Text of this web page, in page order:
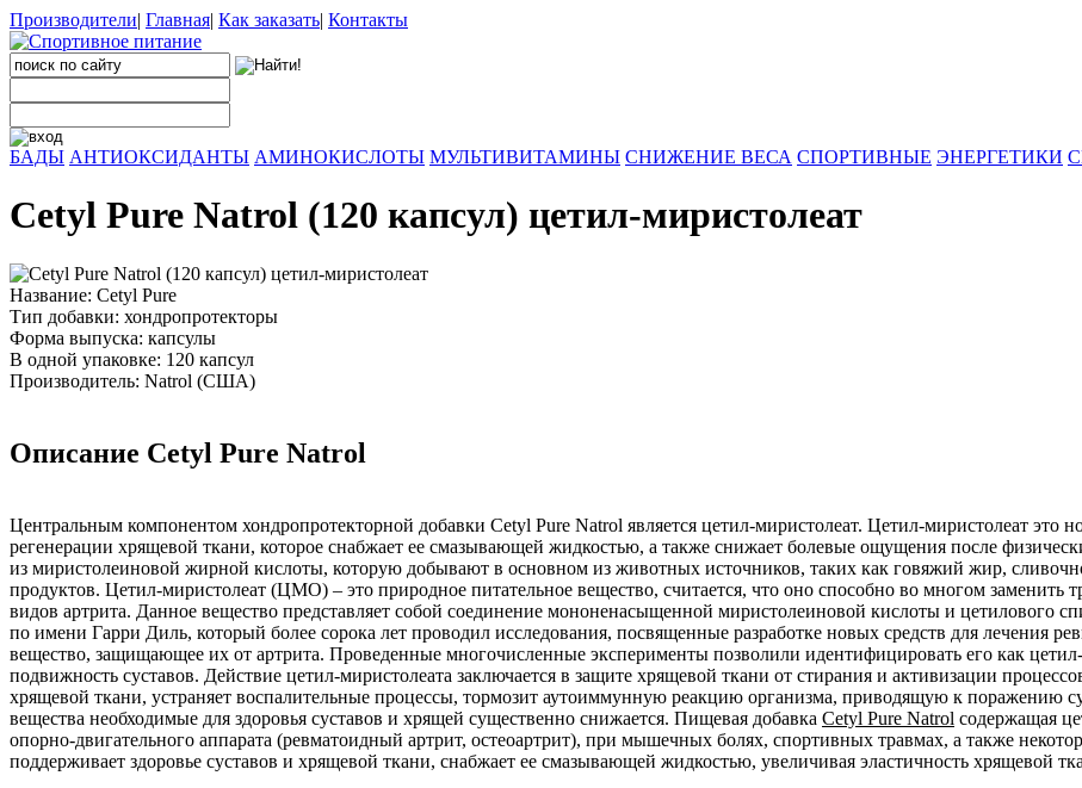
Производители| Главная| Как заказать| Контакты
БАДЫ АНТИОКСИДАНТЫ АМИНОКИСЛОТЫ МУЛЬТИВИТАМИНЫ СНИЖЕНИЕ ВЕСА СПОРТИВНЫЕ ЭНЕРГЕТИКИ
Cetyl Pure Natrol (120 капсул) цетил-миристолеат
Название: Cetyl Pure
Тип добавки: хондропротекторы
Форма выпуска: капсулы
В одной упаковке: 120 капсул
Производитель: Natrol (США)
Описание Cetyl Pure Natrol
Центральным компонентом хондропротекторной добавки Cetyl Pure Natrol является цетил-миристолеат. Цетил-миристолеат это
регенерации хрящевой ткани, которое снабжает ее смазывающей жидкостью, а также снижает болевые ощущения после
из миристолеиновой жирной кислоты, которую добывают в основном из животных источников, таких как говяжий жир,
продуктов. Цетил-миристолеат (ЦМО) – это природное питательное вещество, считается, что оно способно во многом
видов артрита. Данное вещество представляет собой соединение мононенасыщенной миристолеиновой кислоты и цетилового
по имени Гарри Диль, который более сорока лет проводил исследования, посвященные разработке новых средств для лечения
вещество, защищающее их от артрита. Проведенные многочисленные эксперименты позволили идентифицировать его как
подвижность суставов. Действие цетил-миристолеата заключается в защите хрящевой ткани от стирания и активизации
хрящевой ткани, устраняет воспалительные процессы, тормозит аутоиммунную реакцию организма, приводящую к поражению
вещества необходимые для здоровья суставов и хрящей существенно снижается. Пищевая добавка Cetyl Pure Natrol содержащая
опорно-двигательного аппарата (ревматоидный артрит, остеоартрит), при мышечных болях, спортивных травмах, а также
поддерживает здоровье суставов и хрящевой ткани, снабжает ее смазывающей жидкостью, увеличивая эластичность хрящевой